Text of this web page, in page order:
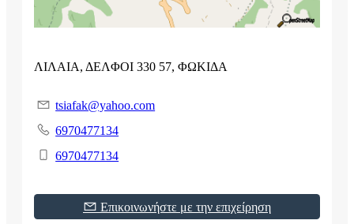
ΛΙΛΑΙΑ, ΔΕΛΦΟΙ 330 57, ΦΩΚΙΔΑ
tsiafak@yahoo.com
6970477134
6970477134
Επικοινωνήστε με την επιχείρηση